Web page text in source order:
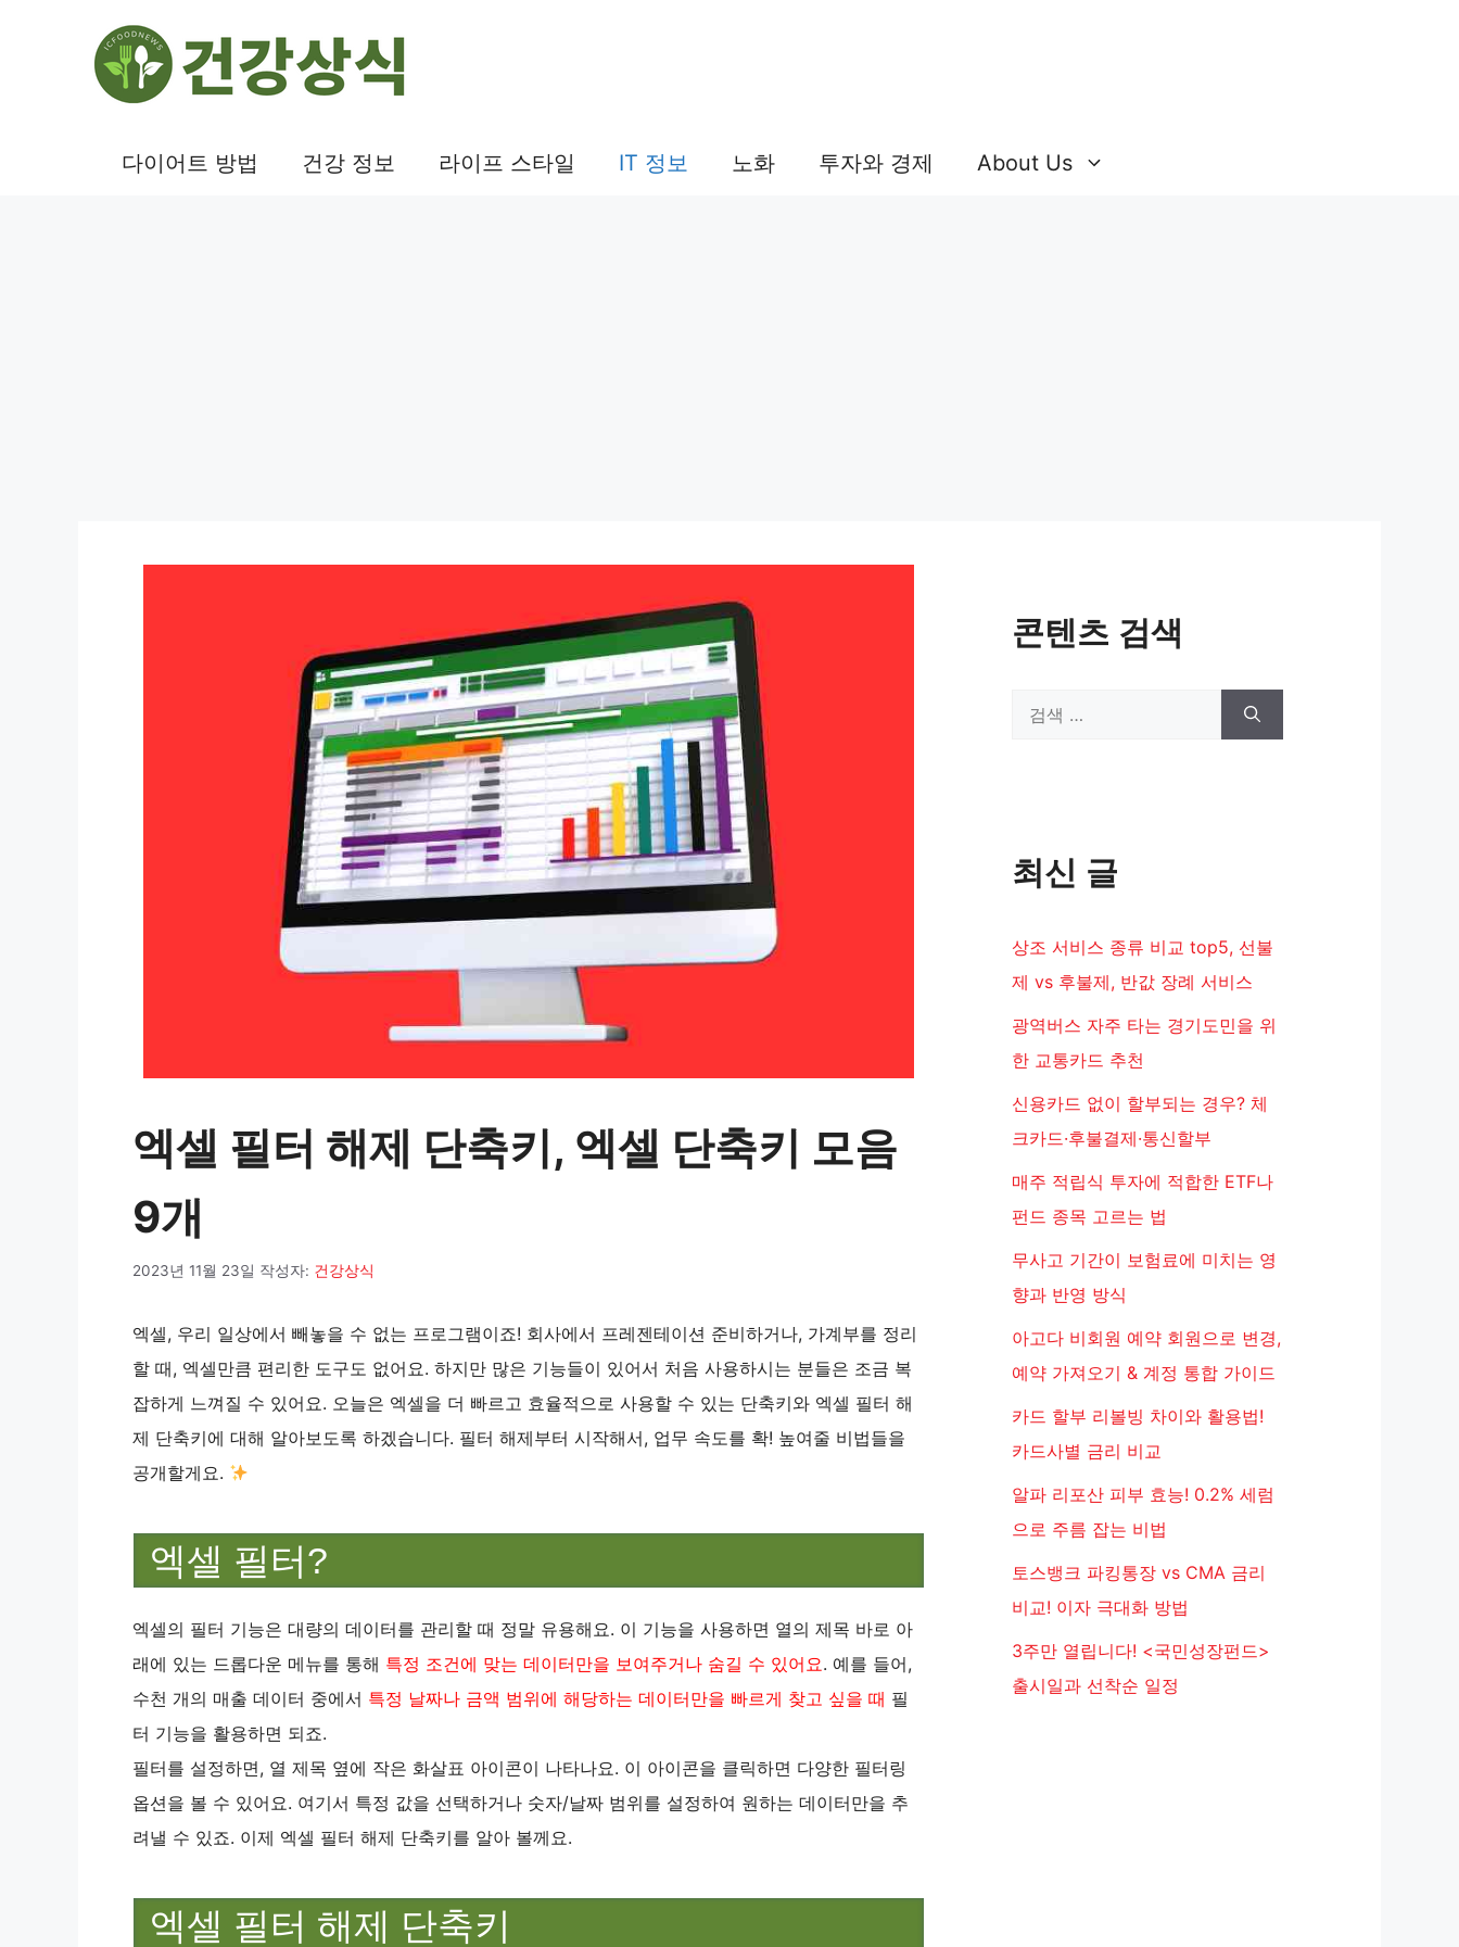
다이어트 방법 건강 정보 라이프 스타일 IT 정보 노화 투자와 경제 About Us
엑셀 필터 해제 단축키, 엑셀 단축키 모음
9개
2023년 11월 23일 작성자: 건강상식
엑셀, 우리 일상에서 빼놓을 수 없는 프로그램이죠! 회사에서 프레젠테이션 준비하거나, 가계부를 정리
할 때, 엑셀만큼 편리한 도구도 없어요. 하지만 많은 기능들이 있어서 처음 사용하시는 분들은 조금 복
잡하게 느껴질 수 있어요. 오늘은 엑셀을 더 빠르고 효율적으로 사용할 수 있는 단축키와 엑셀 필터 해
제 단축키에 대해 알아보도록 하겠습니다. 필터 해제부터 시작해서, 업무 속도를 확! 높여줄 비법들을
공개할게요.
엑셀 필터?
엑셀의 필터 기능은 대량의 데이터를 관리할 때 정말 유용해요. 이 기능을 사용하면 열의 제목 바로 아
래에 있는 드롭다운 메뉴를 통해 특정 조건에 맞는 데이터만을 보여주거나 숨길 수 있어요. 예를 들어,
수천 개의 매출 데이터 중에서 특정 날짜나 금액 범위에 해당하는 데이터만을 빠르게 찾고 싶을 때 필
터 기능을 활용하면 되죠.
필터를 설정하면, 열 제목 옆에 작은 화살표 아이콘이 나타나요. 이 아이콘을 클릭하면 다양한 필터링
옵션을 볼 수 있어요. 여기서 특정 값을 선택하거나 숫자/날짜 범위를 설정하여 원하는 데이터만을 추
려낼 수 있죠. 이제 엑셀 필터 해제 단축키를 알아 볼께요.
엑셀 필터 해제 단축키
콘텐츠 검색
최신 글
상조 서비스 종류 비교 top5, 선불
제 vs 후불제, 반값 장례 서비스
광역버스 자주 타는 경기도민을 위
한 교통카드 추천
신용카드 없이 할부되는 경우? 체
크카드·후불결제·통신할부
매주 적립식 투자에 적합한 ETF나
펀드 종목 고르는 법
무사고 기간이 보험료에 미치는 영
향과 반영 방식
아고다 비회원 예약 회원으로 변경,
예약 가져오기 & 계정 통합 가이드
카드 할부 리볼빙 차이와 활용법!
카드사별 금리 비교
알파 리포산 피부 효능! 0.2% 세럼
으로 주름 잡는 비법
토스뱅크 파킹통장 vs CMA 금리
비교! 이자 극대화 방법
3주만 열립니다! <국민성장펀드>
출시일과 선착순 일정